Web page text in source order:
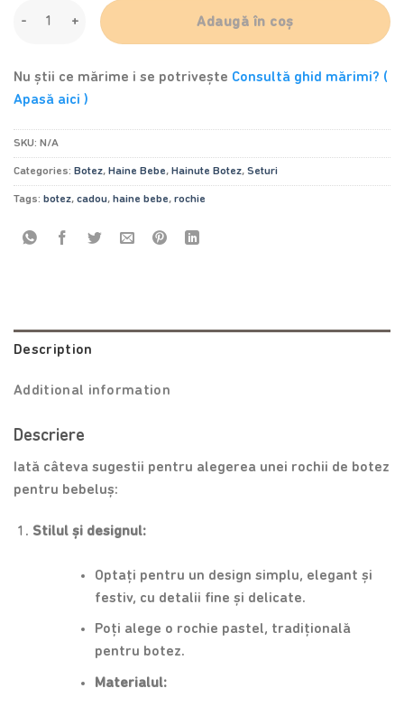
Rochie botez, Christening Blessing Gown, albă quantity
Adaugă în coș
Nu știi ce mărime i se potrivește Consultă ghid mărimi? (
Apasă aici )
SKU: N/A
Categories: Botez, Haine Bebe, Hainute Botez, Seturi
Tags: botez, cadou, haine bebe, rochie
Description
Additional information
Descriere
Iată câteva sugestii pentru alegerea unei rochii de botez
pentru bebeluș:
Stilul și designul:
Optați pentru un design simplu, elegant și
festiv, cu detalii fine și delicate.
Poți alege o rochie pastel, tradițională
pentru botez.
Materialul: